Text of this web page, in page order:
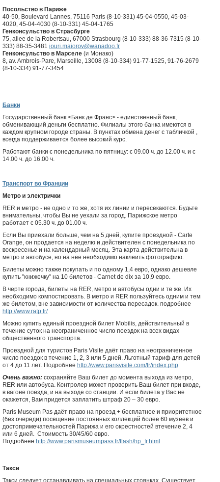
Посольство в Париже
40-50, Boulevard Lannes, 75116 Paris (8-10-331) 45-04-0550, 45-03-
4020, 45-04-4030 (8-10-331) 45-04-1765
Генконсульство в Страсбурге
75, allee de la Robertsau, 67000 Strasbourg (8-10-333) 88-36-7315 (8-10-
333) 88-35-3481 iouri.maiorov@wanadoo.fr
Генконсульство в Марселе (и Монако)
8, av. Ambrois-Pare, Marseille, 13008 (8-10-334) 91-77-1525, 91-76-2679
(8-10-334) 91-77-3454
Банки
Государственный банк <Банк де Франс> - единственный банк,
обменивающий деньги бесплатно. Филиалы этого банка имеются в
каждом крупном городе страны. В пунктах обмена денег с табличкой ,
всегда поддерживается более высокий курс.
Работают банки с понедельника по пятницу: с 09.00 ч. до 12.00 ч. и с
14.00 ч. до 16.00 ч.
Транспорт во Франции
Метро и электрички
RER и метро - не одно и то же, хотя их линии и пересекаются. Будьте
внимательны, чтобы Вы не уехали за город. Парижское метро
работает с 05.30 ч. до 01.00 ч.
Если Вы приехали больше, чем на 5 дней, купите проездной - Carte
Orange, он продается на неделю и действителен с понедельника по
воскресенье и на календарный месяц. Эта карта действительна в
метро и автобусе, но на нее необходимо наклеить фотографию.
Билеты можно также покупать и по одному 1,4 евро, однако дешевле
купить "книжечку" на 10 билетов - Carnet de dix за 10,9 евро.
В черте города, билеты на RER, метро и автобусы одни и те же. Их
необходимо компостировать. В метро и RER пользуйтесь одним и тем
же билетом, вне зависимости от количества пересадок. подробнее
http://www.ratp.fr/
Можно купить единый проездной билет Mobilis, действительный в
течение суток на неограниченное число поездок на всех видах
общественного транспорта.
Проездной для туристов Paris Visite даёт право на неограниченное
число поездок в течение 1, 2, 3 или 5 дней. Льготный тариф для детей
от 4 до 11 лет. Подробнее http://www.parisvisite.com/fr/index.php
Очень важно: сохраняйте Ваш билет до момента выхода из метро,
RER или автобуса. Контролер может проверить Ваш билет при входе,
в вагоне поезда, и на выходе со станции. И если билета у Вас не
окажется, Вам придется заплатить штраф 20 – 30 евро.
Paris Museum Pas даёт право на проезд + бесплатное и приоритетное
(без очереди) посещение постоянных коллекций более 60 музеев и
достопримечательностей Парижа и его окрестностей втечение 2, 4
или 6 дней. Стоимость 30/45/60 евро.
Подробнее http://www.parismuseumpass.fr/flash/hp_fr.html
Такси
Такси следует останавливать на специальных стоянках. Существует